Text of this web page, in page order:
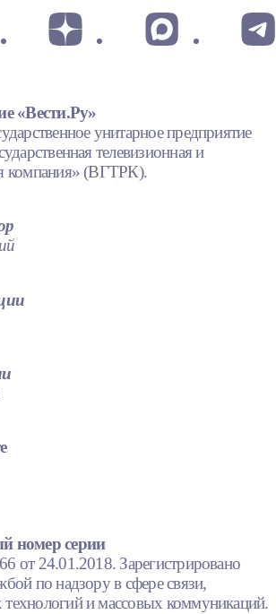
«Вести.Ру»
унитарное предприятие
телевизионная и
компания» (ВГТРК).
номер серии
24.01.2018. Зарегистрировано
по надзору в сфере связи,
и массовых коммуникаций.